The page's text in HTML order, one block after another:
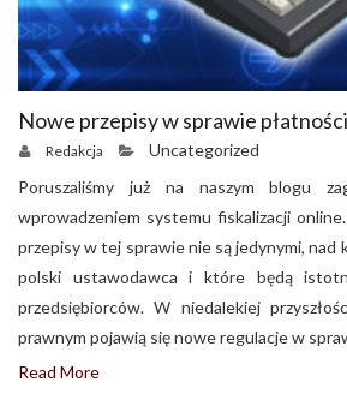
Nowe przepisy w sprawie
Redakcja
Uncategorized
Poruszaliśmy już na naszym blogu
wprowadzeniem systemu fiskalizacji
przepisy w tej sprawie nie są jedynymi, nad
polski ustawodawca i które będą
przedsiębiorców. W niedalekiej
prawnym pojawią się nowe regulacje w
Read More